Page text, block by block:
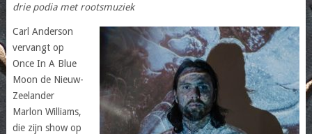
drie podia met rootsmuziek
Carl Anderson
vervangt op
Once In A Blue
Moon de Nieuw-
Zeelander
Marlon Williams,
die zijn show op